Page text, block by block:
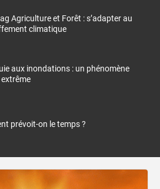
Agriculture et Forêt : s’adapter au
climatique
aux inondations : un phénomène
prévoit-on le temps ?